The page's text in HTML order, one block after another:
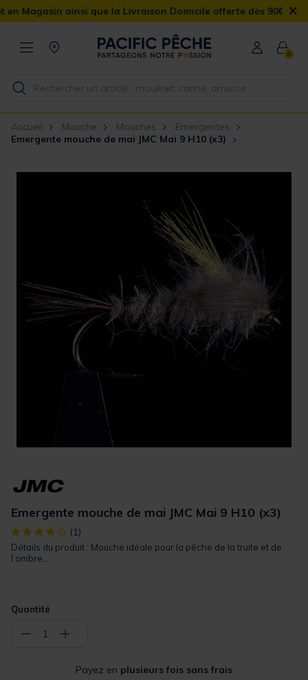
ainsi que la Livraison Domicile offerte dès 90€ ×
0
Accueil Mouche Mouches
Emergentes
Emergente mouche de mai JMC Mai 9 H10 (x3)
Emergente mouche de mai JMC Mai 9 H10 (x3)
[object Object] out of 5 Customer Rating
(1)
Détails du produit : Mouche idéale pour la pêche de la truite et de
l’ombre....
Quantité
− 1 +
Payez en plusieurs fois sans frais